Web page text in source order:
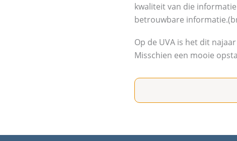
kwaliteit van die
betrouwbare
Op de UVA is het dit
Misschien een mooie